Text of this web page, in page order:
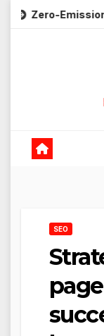
Skip
Energy
SEO